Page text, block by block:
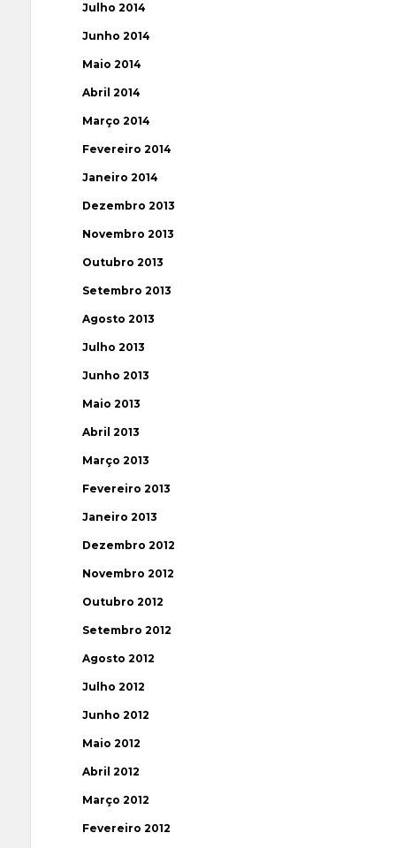
Julho 2014
Junho 2014
Maio 2014
Abril 2014
Março 2014
Fevereiro 2014
Janeiro 2014
Dezembro 2013
Novembro 2013
Outubro 2013
Setembro 2013
Agosto 2013
Julho 2013
Junho 2013
Maio 2013
Abril 2013
Março 2013
Fevereiro 2013
Janeiro 2013
Dezembro 2012
Novembro 2012
Outubro 2012
Setembro 2012
Agosto 2012
Julho 2012
Junho 2012
Maio 2012
Abril 2012
Março 2012
Fevereiro 2012